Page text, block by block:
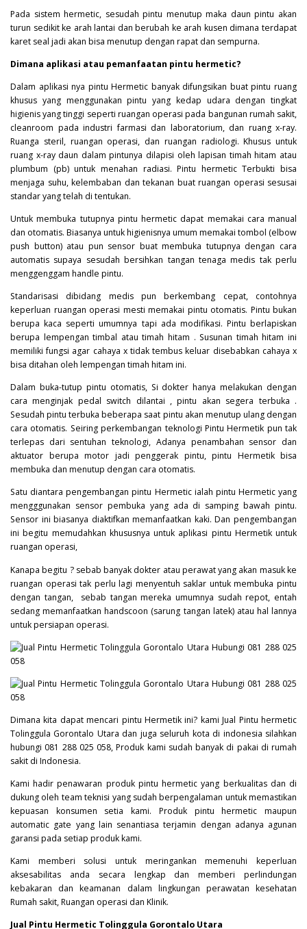
Pada sistem hermetic, sesudah pintu menutup maka daun pintu akan
turun sedikit ke arah lantai dan berubah ke arah kusen dimana terdapat
karet seal jadi akan bisa menutup dengan rapat dan sempurna.
Dimana aplikasi atau pemanfaatan pintu hermetic?
Dalam aplikasi nya pintuHermetic banyak difungsikan buat pintu ruang
khusus yang menggunakan pintu yang kedap udara dengan tingkat
higienis yang tinggi seperti ruangan operasi pada bangunan rumah sakit,
cleanroom pada industri farmasi dan laboratorium, dan ruang x-ray.
Ruanga steril, ruangan operasi, dan ruangan radiologi. Khusus untuk
ruang x-ray daun dalam pintunya dilapisi oleh lapisan timah hitam atau
plumbum (pb) untuk menahan radiasi. Pintu hermetic Terbukti bisa
menjaga suhu, kelembaban dan tekanan buat ruangan operasi sesusai
standar yang telah di tentukan.
Untuk membuka tutupnya pintu hermetic dapat memakai cara manual
dan otomatis. Biasanya untuk higienisnya umum memakai tombol (elbow
push button) atau pun sensor buat membuka tutupnya dengan cara
automatis supaya sesudah bersihkan tangan tenaga medis tak perlu
menggenggam handle pintu.
Standarisasi dibidang medis pun berkembang cepat, contohnya
keperluan ruangan operasi mesti memakai pintu otomatis. Pintu bukan
berupa kaca seperti umumnya tapi ada modifikasi. Pintu berlapiskan
berupa lempengan timbal atau timah hitam . Susunan timah hitam ini
memiliki fungsi agar cahaya x tidak tembus keluar disebabkan cahaya x
bisa ditahan oleh lempengan timah hitam ini.
Dalam buka-tutup pintu otomatis, Si dokter hanya melakukan dengan
cara menginjak pedal switch dilantai , pintu akan segera terbuka .
Sesudah pintu terbuka beberapa saat pintu akan menutup ulang dengan
cara otomatis. Seiring perkembangan teknologi Pintu Hermetik pun tak
terlepas dari sentuhan teknologi, Adanya penambahan sensor dan
aktuator berupa motor jadi penggerak pintu, pintu Hermetik bisa
membuka dan menutup dengan cara otomatis.
Satu diantara pengembangan pintu Hermetic ialah pintu Hermetic yang
mengggunakan sensor pembuka yang ada di samping bawah pintu.
Sensor ini biasanya diaktifkan memanfaatkan kaki. Dan pengembangan
ini begitu memudahkan khususnya untuk aplikasi pintu Hermetik untuk
ruangan operasi,
Kanapa begitu ? sebab banyak dokter atau perawat yang akan masuk ke
ruangan operasi tak perlu lagi menyentuh saklar untuk membuka pintu
dengan tangan, sebab tangan mereka umumnya sudah repot, entah
sedang memanfaatkan handscoon (sarung tangan latek) atau hal lannya
untuk persiapan operasi.
Dimana kita dapat mencari pintu Hermetik ini? kami Jual Pintu hermetic
Tolinggula Gorontalo Utara dan juga seluruh kota di indonesia silahkan
hubungi 081 288 025 058, Produk kami sudah banyak di pakai di rumah
sakit di Indonesia.
Kami hadir penawaran produk pintu hermetic yang berkualitas dan di
dukung oleh team teknisi yang sudah berpengalaman untuk memastikan
kepuasan konsumen setia kami. Produk pintu hermetic maupun
automatic gate yang lain senantiasa terjamin dengan adanya agunan
garansi pada setiap produk kami.
Kami memberi solusi untuk meringankan memenuhi keperluan
aksesabilitas anda secara lengkap dan memberi perlindungan
kebakaran dan keamanan dalam lingkungan perawatan kesehatan
Rumah sakit, Ruangan operasi dan Klinik.
Jual Pintu Hermetic Tolinggula Gorontalo Utara